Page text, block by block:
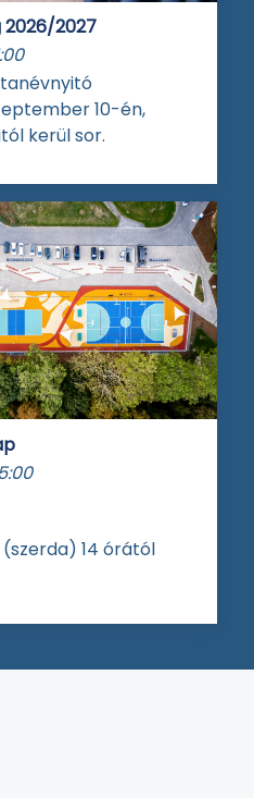
2027
tanévnyitó
10-én,
kerül sor.
14 órától